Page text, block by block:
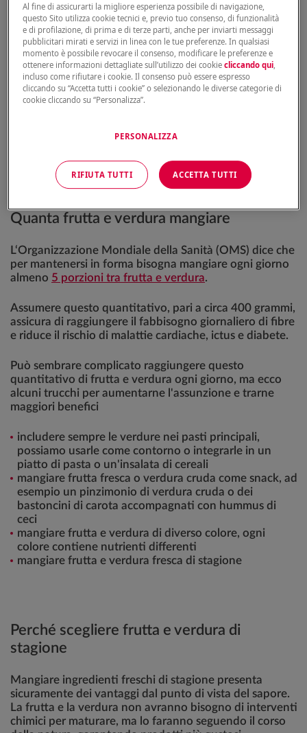
I benefici di assumere giornalmente frutta e verdura
nella nostra alimentazione sono molteplici: prevengono
l'invecchiamento cutaneo, aumentano le difese
immunitarie, ci aiutano a mantenere il peso sotto
controllo, contribuiscono al funzionamento dell'intero
organismo e prevengono alcune malattie. Ogni anno
Quanta frutta e verdura mangiare
L‘Organizzazione Mondiale della Sanità (OMS) dice che
per mantenersi in forma bisogna mangiare ogni giorno
almeno 5 porzioni tra frutta e verdura.
Assumere questo quantitativo, pari a circa 400 grammi,
assicura di raggiungere il fabbisogno giornaliero di fibre
e riduce il rischio di malattie cardiache, ictus e diabete.
Può sembrare complicato raggiungere questo
quantitativo di frutta e verdura ogni giorno, ma ecco
alcuni trucchi per aumentarne l'assunzione e trarne
maggiori benefici
includere sempre le verdure nei pasti principali,
possiamo usarle come contorno o integrarle in un
piatto di pasta o un'insalata di cereali
mangiare frutta fresca o verdura cruda come snack, ad
esempio un pinzimonio di verdura cruda o dei
bastoncini di carota accompagnati con hummus di
ceci
mangiare frutta e verdura di diverso colore, ogni
colore contiene nutrienti differenti
mangiare frutta e verdura fresca di stagione
Perché scegliere frutta e verdura di
stagione
Mangiare ingredienti freschi di stagione presenta
sicuramente dei vantaggi dal punto di vista del sapore.
La frutta e la verdura non avranno bisogno di interventi
chimici per maturare, ma lo faranno seguendo il corso
Al fine di assicurarti la migliore esperienza possibile di navigazione,
questo Sito utilizza cookie tecnici e, previo tuo consenso, di funzionalità
e di profilazione, di prima e di terze parti, anche per inviarti messaggi
pubblicitari mirati e servizi in linea con le tue preferenze. In qualsiasi
momento è possibile revocare il consenso, modificare le preferenze e
ottenere informazioni dettagliate sull’utilizzo dei cookiecliccando qui
incluso come rifiutare i cookie. Il consenso può essere espresso
cliccando su “Accetta tutti i cookie” o selezionando le diverse categorie di
cookie cliccando su “Personalizza”.
PERSONALIZZA
RIFIUTA TUTTI ACCETTA TUTTI